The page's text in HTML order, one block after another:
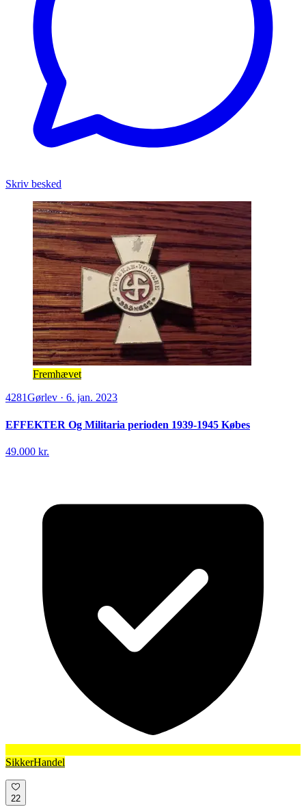
Skriv besked
Fremhævet
4281Gørlev · 6. jan. 2023
EFFEKTER Og Militaria perioden 1939-1945 Købes
49.000 kr.
SikkerHandel
22